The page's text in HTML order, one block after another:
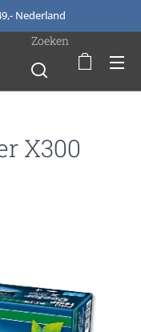
Nederland
Zoeken
X300